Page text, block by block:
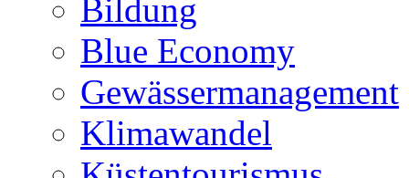
Bildung
Blue Economy
Gewässermanagement
Klimawandel